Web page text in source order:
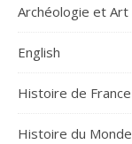
Archéologie et Art
English
Histoire de France
Histoire du Monde